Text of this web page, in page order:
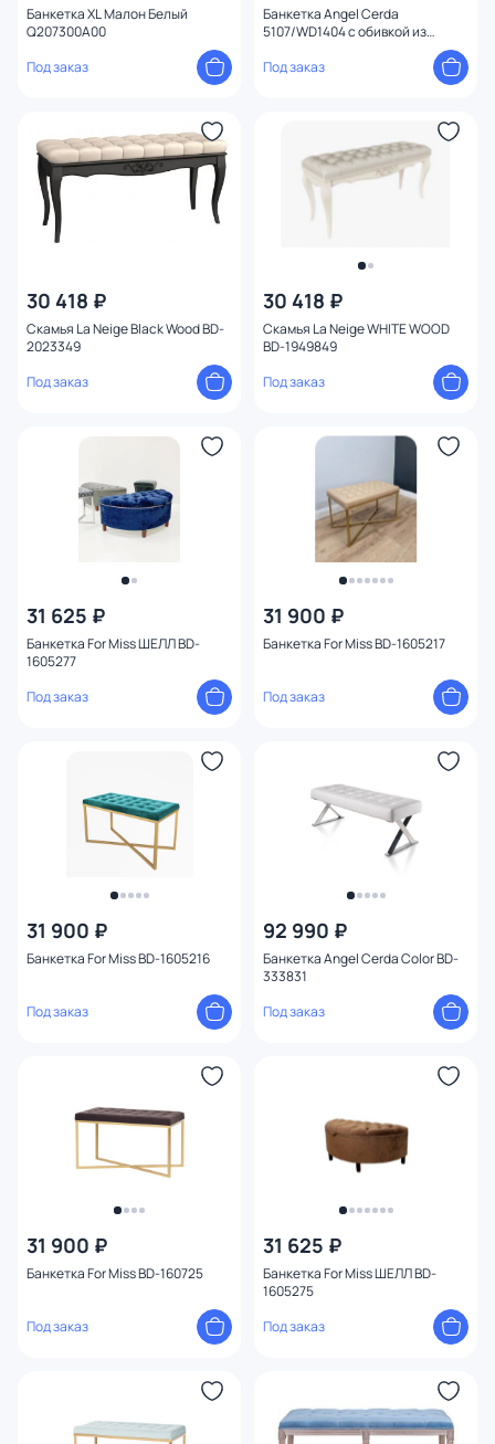
Банкетка XL Малон Белый
Q207300A00
Под заказ
Банкетка Angel Cerda
5107/WD1404 с обивкой из
темно-серой ткани BD-2860955
Под заказ
30 418 ₽
Скамья La Neige Black Wood BD-
2023349
Под заказ
30 418 ₽
Скамья La Neige WHITE WOOD
BD-1949849
Под заказ
31 625 ₽
Банкетка For Miss ШЕЛЛ BD-
1605277
Под заказ
31 900 ₽
Банкетка For Miss BD-1605217
Под заказ
31 900 ₽
Банкетка For Miss BD-1605216
Под заказ
92 990 ₽
Банкетка Angel Cerda Color BD-
333831
Под заказ
31 900 ₽
Банкетка For Miss BD-160725
Под заказ
31 625 ₽
Банкетка For Miss ШЕЛЛ BD-
1605275
Под заказ